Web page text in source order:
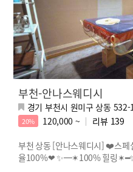
부천-안나스웨디시
경기 부천시 원미구 상동 532-
20% 120,000 ~ 리뷰 139
부천 상동 [안나스웨디시] ❤️스
율100%❤ ✨━✶100% 힐링